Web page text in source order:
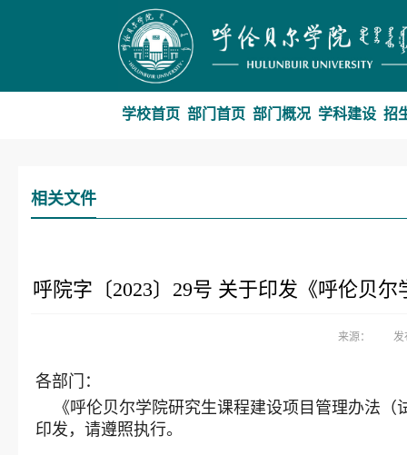
学校首页 部门首页 部门概况 学科建设 招
相关文件
呼院字〔2023〕29号 关于印发《呼伦贝
来源： 发
各部门：
《呼伦贝尔学院研究生课程建设项目管理办法（
印发，请遵照执行。